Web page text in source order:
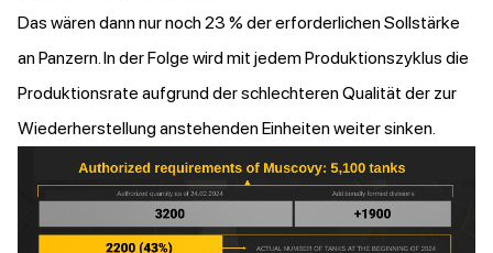
Das wären dann nur noch 23 % der erforderlichen Sollstärke
an Panzern. In der Folge wird mit jedem Produktionszyklus die
Produktionsrate aufgrund der schlechteren Qualität der zur
Wiederherstellung anstehenden Einheiten weiter sinken.